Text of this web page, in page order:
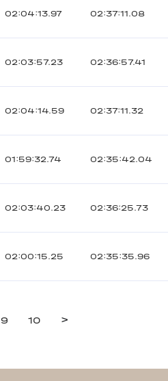
02:04:13.97 02:37:11.08
02:03:57.23 02:36:57.41
02:04:14.59 02:37:11.32
01:59:32.74 02:35:42.04
02:03:40.23 02:36:25.73
02:00:15.25 02:35:35.96
9 10 >